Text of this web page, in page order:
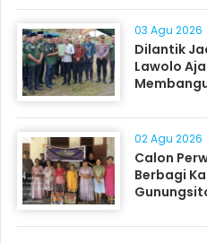
03 Agu 2026
Dilantik
Lawolo
02 Agu 2026
Calon
Berbagi